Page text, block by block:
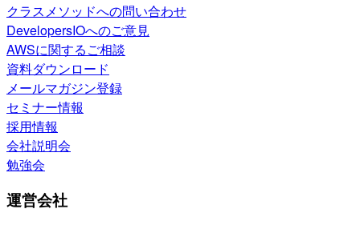
クラスメソッドへの問い合わせ
DevelopersIOへのご意見
AWSに関するご相談
資料ダウンロード
メールマガジン登録
セミナー情報
採用情報
会社説明会
勉強会
運営会社